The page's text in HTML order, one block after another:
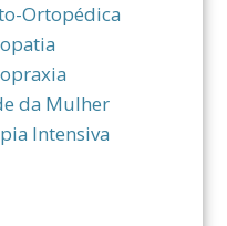
Ortopédica
da Mulher
Intensiva